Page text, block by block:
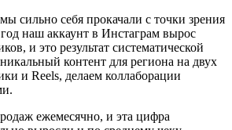
сильно себя прокачали с точки зрения
наш аккаунт в Инстаграм вырос
и это результат систематической
контент для региона на двух
и Reels, делаем коллаборации
ежемесячно, и эта цифра